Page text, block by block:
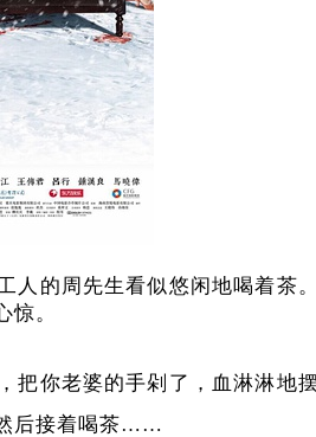
人的周先生看似悠闲地喝着茶
。
把你老婆的手剁了，血淋淋地
后接着喝茶……